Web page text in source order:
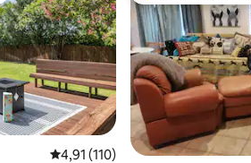
Xếp hạng trung bình 4,91/5, 110
4,91 (110)